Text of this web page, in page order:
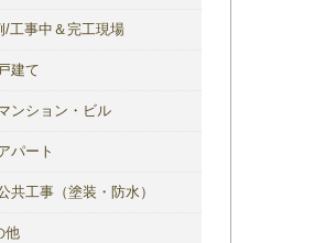
/工事中＆完工現場
建て
ンション・ビル
パート
共工事（塗装・防水）
他